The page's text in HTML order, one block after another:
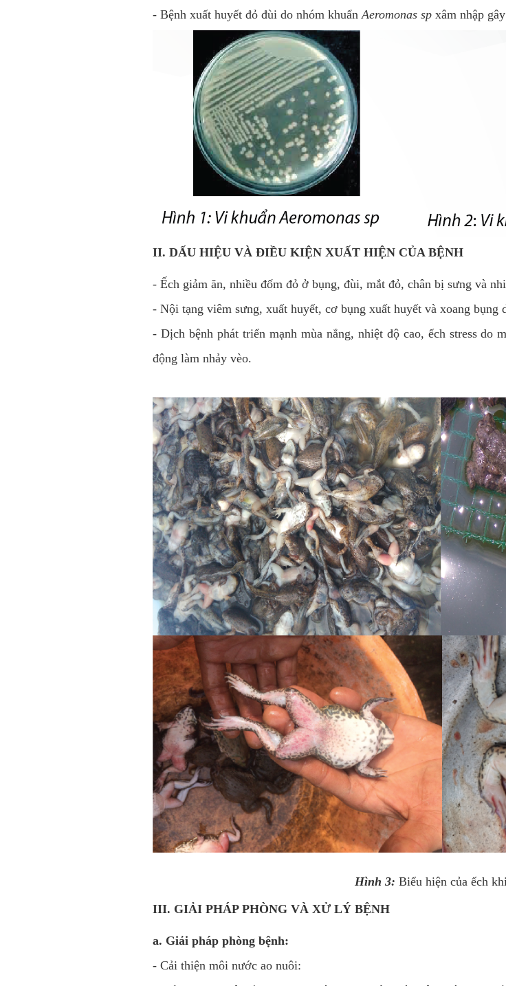
- Bệnh xuất huyết đỏ đùi do nhóm khuẩnAeromonas sp xâm nhập
II. DẤU HIỆU VÀ ĐIỀU KIỆN XUẤT HIỆN CỦA BỆNH
- Ếch giảm ăn, nhiều đốm đỏ ở bụng, đùi, mắt đỏ, chân bị sưng và
- Nội tạng viêm sưng, xuất huyết, cơ bụng xuất huyết và xoang bụng
- Dịch bệnh phát triển mạnh mùa nắng, nhiệt độ cao, ếch stress
động làm nhảy vèo.
Hình 3: Biểu hiện của ếch
III. GIẢI PHÁP PHÒNG VÀ XỬ LÝ BỆNH
a. Giải pháp phòng bệnh:
- Cải thiện môi nước ao nuôi: